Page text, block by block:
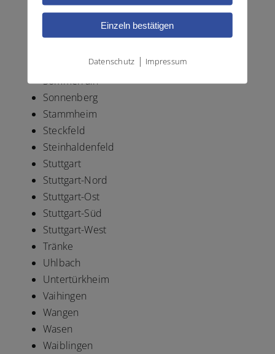
Schönberg
Sillenbuch
Sommerrain
Sonnenberg
Stammheim
Steckfeld
Steinhaldenfeld
Stuttgart
Stuttgart-Nord
Stuttgart-Ost
Stuttgart-Süd
Stuttgart-West
Tränke
Uhlbach
Untertürkheim
Vaihingen
Wangen
Wasen
Waiblingen
Einzeln bestätigen
Datenschutz | Impressum